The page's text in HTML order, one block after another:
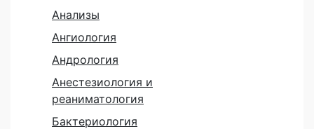
Анализы
Ангиология
Андрология
Анестезиология и
реаниматология
Бактериология